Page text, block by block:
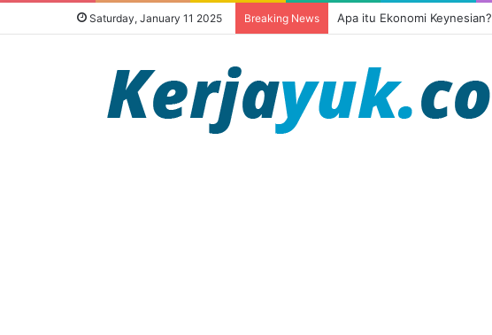
Saturday, January 11 2025 Breaking News Apa itu Ekonomi Keynesian?